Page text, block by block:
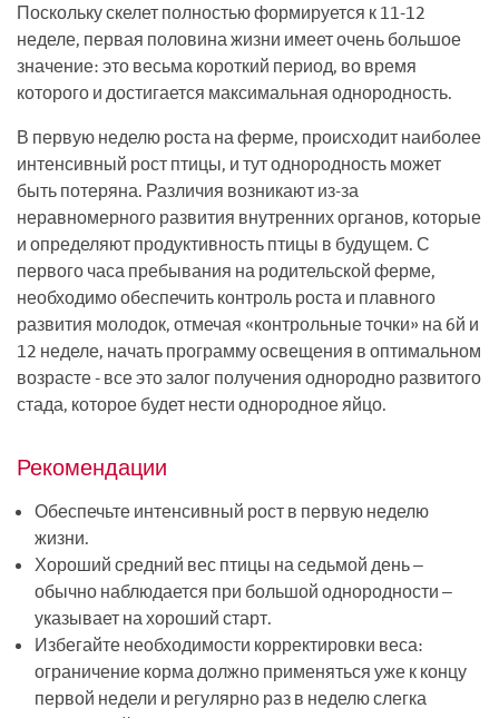
Поскольку скелет полностью формируется к 11-12
неделе, первая половина жизни имеет очень большое
значение: это весьма короткий период, во время
которого и достигается максимальная однородность.
В первую неделю роста на ферме, происходит наиболее
интенсивный рост птицы, и тут однородность может
быть потеряна. Различия возникают из-за
неравномерного развития внутренних органов, которые
и определяют продуктивность птицы в будущем. С
первого часа пребывания на родительской ферме,
необходимо обеспечить контроль роста и плавного
развития молодок, отмечая «контрольные точки» на 6й и
12 неделе, начать программу освещения в оптимальном
возрасте - все это залог получения однородно развитого
стада, которое будет нести однородное яйцо.
Рекомендации
Обеспечьте интенсивный рост в первую неделю
жизни.
Хороший средний вес птицы на седьмой день –
обычно наблюдается при большой однородности –
указывает на хороший старт.
Избегайте необходимости корректировки веса:
ограничение корма должно применяться уже к концу
первой недели и регулярно раз в неделю слегка